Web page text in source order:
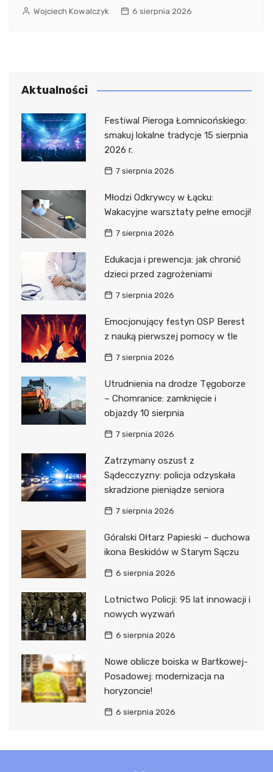
Wojciech Kowalczyk 6 sierpnia 2026
Aktualności
Festiwal Pieroga Łomnicońskiego:
smakuj lokalne tradycje 15 sierpnia
2026 r.
7 sierpnia 2026
Młodzi Odkrywcy w Łącku:
Wakacyjne warsztaty pełne emocji!
7 sierpnia 2026
Edukacja i prewencja: jak chronić
dzieci przed zagrożeniami
7 sierpnia 2026
Emocjonujący festyn OSP Berest
z nauką pierwszej pomocy w tle
7 sierpnia 2026
Utrudnienia na drodze Tęgoborze
– Chomranice: zamknięcie i
objazdy 10 sierpnia
7 sierpnia 2026
Zatrzymany oszust z
Sądecczyzny: policja odzyskała
skradzione pieniądze seniora
7 sierpnia 2026
Góralski Ołtarz Papieski – duchowa
ikona Beskidów w Starym Sączu
6 sierpnia 2026
Lotnictwo Policji: 95 lat innowacji i
nowych wyzwań
6 sierpnia 2026
Nowe oblicze boiska w Bartkowej-
Posadowej: modernizacja na
horyzoncie!
6 sierpnia 2026